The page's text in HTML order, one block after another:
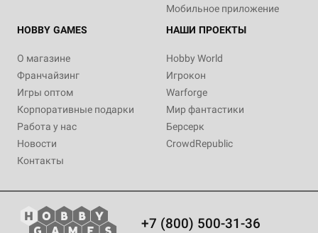
Мобильное приложение
HOBBY GAMES
О магазине
Франчайзинг
Игры оптом
Корпоративные подарки
Работа у нас
Новости
Контакты
НАШИ ПРОЕКТЫ
Hobby World
Игрокон
Warforge
Мир фантастики
Берсерк
CrowdRepublic
+7 (800) 500-31-36